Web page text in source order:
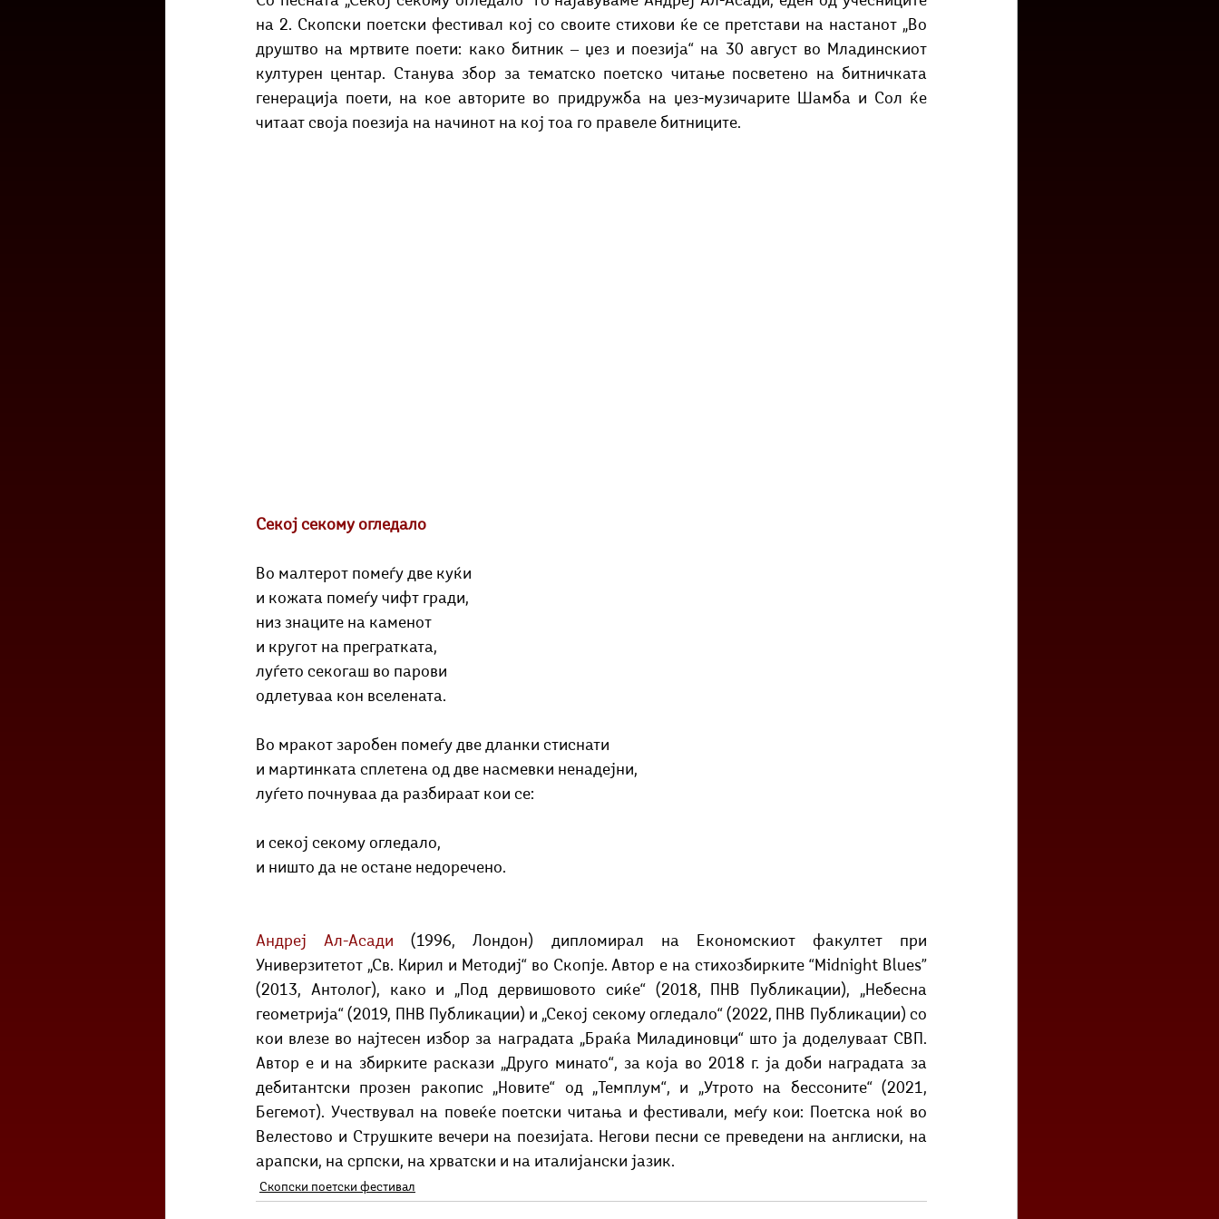
Мелемузика Добри гости Скопски поетски фестивал Бета-музеј
на 2. Скопски поетски фестивал кој со своите стихови ќе се претстави на настанот „Во
друштво на мртвите поети: како битник ‒ џез и поезија“ на 30 август во Младинскиот
културен центар. Станува збор за тематско поетско читање посветено на битничката
генерација поети, на кое авторите во придружба на џез-музичарите Шамба и Сол ќе
читаат своја поезија на начинот на кој тоа го правеле битниците.
Секој секому огледало
Во малтерот помеѓу две куќи
и кожата помеѓу чифт гради,
низ знаците на каменот
и кругот на прегратката,
луѓето секогаш во парови
одлетуваа кон вселената.
Во мракот заробен помеѓу две дланки стиснати
и мартинката сплетена од две насмевки ненадејни,
луѓето почнуваа да разбираат кои се:
и секој секому огледало,
и ништо да не остане недоречено.
Андреј Ал-Асади (1996, Лондон) дипломирал на Економскиот факултет при
Универзитетот „Св. Кирил и Методиј“ во Скопје. Автор е на стихозбирките “Midnight Blues”
(2013, Антолог), како и „Под дервишовото сиќе“ (2018, ПНВ Публикации), „Небесна
геометрија“ (2019, ПНВ Публикации) и „Секој секому огледало“ (2022, ПНВ Публикации) со
кои влезе во најтесен избор за наградата „Браќа Миладиновци“ што ја доделуваат СВП.
Автор е и на збирките раскази „Друго минато“, за која во 2018 г. ја доби наградата за
дебитантски прозен ракопис „Новите“ од „Темплум“, и „Утрото на бессоните“ (2021,
Бегемот). Учествувал на повеќе поетски читања и фестивали, меѓу кои: Поетска ноќ во
Велестово и Струшките вечери на поезијата. Негови песни се преведени на англиски, на
арапски, на српски, на хрватски и на италијански јазик.
Скопски поетски фестивал